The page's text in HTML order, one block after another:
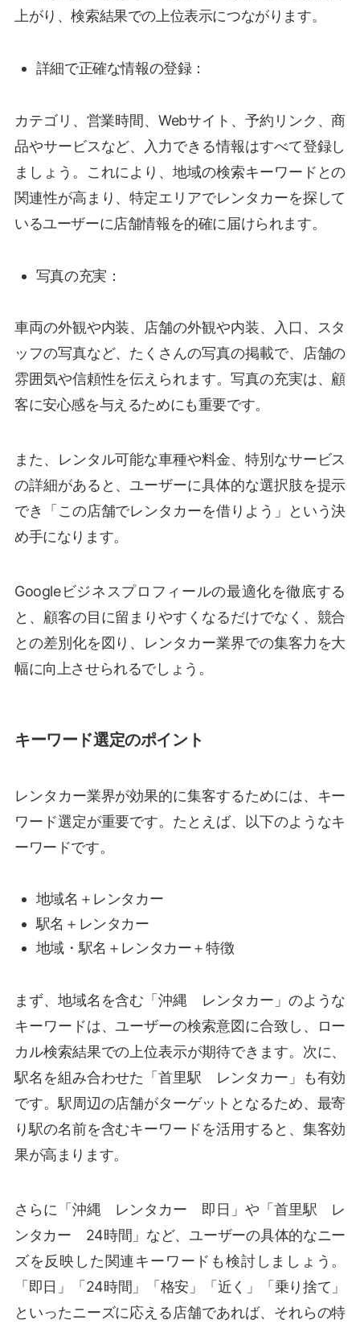
上がり、検索結果での上位表示につながります。
詳細で正確な情報の登録：
カテゴリ、営業時間、Webサイト、予約リンク、商
品やサービスなど、入力できる情報はすべて登録し
ましょう。これにより、地域の検索キーワードとの
関連性が高まり、特定エリアでレンタカーを探して
いるユーザーに店舗情報を的確に届けられます。
写真の充実：
車両の外観や内装、店舗の外観や内装、入口、スタ
ッフの写真など、たくさんの写真の掲載で、店舗の
雰囲気や信頼性を伝えられます。写真の充実は、顧
客に安心感を与えるためにも重要です。
また、レンタル可能な車種や料金、特別なサービス
の詳細があると、ユーザーに具体的な選択肢を提示
でき「この店舗でレンタカーを借りよう」という決
め手になります。
Googleビジネスプロフィールの最適化を徹底する
と、顧客の目に留まりやすくなるだけでなく、競合
との差別化を図り、レンタカー業界での集客力を大
幅に向上させられるでしょう。
キーワード選定のポイント
レンタカー業界が効果的に集客するためには、キー
ワード選定が重要です。たとえば、以下のようなキ
ーワードです。
地域名＋レンタカー
駅名＋レンタカー
地域・駅名＋レンタカー＋特徴
まず、地域名を含む「沖縄 レンタカー」のような
キーワードは、ユーザーの検索意図に合致し、ロー
カル検索結果での上位表示が期待できます。次に、
駅名を組み合わせた「首里駅 レンタカー」も有効
です。駅周辺の店舗がターゲットとなるため、最寄
り駅の名前を含むキーワードを活用すると、集客効
果が高まります。
さらに「沖縄 レンタカー 即日」や「首里駅 レ
ンタカー 24時間」など、ユーザーの具体的なニー
ズを反映した関連キーワードも検討しましょう。
「即日」「24時間」「格安」「近く」「乗り捨て」
といったニーズに応える店舗であれば、それらの特